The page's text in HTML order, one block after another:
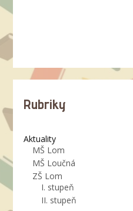
Rubriky
Aktuality
MŠ Lom
MŠ Loučná
ZŠ Lom
I. stupeň
II. stupeň